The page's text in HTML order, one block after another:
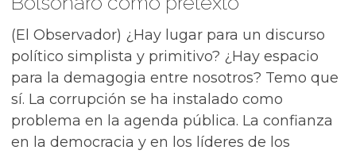
(El Observador) ¿Hay lugar para un discurso
político simplista y primitivo? ¿Hay espacio
para la demagogia entre nosotros? Temo que
sí. La corrupción se ha instalado como
problema en la agenda pública. La confianza
en la democracia y en los líderes de los